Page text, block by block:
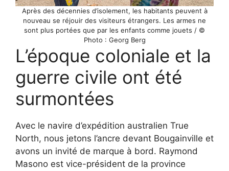
Après des décennies d’isolement, les habitants peuvent à
nouveau se réjouir des visiteurs étrangers. Les armes ne
sont plus portées que par les enfants comme jouets / ©
Photo : Georg Berg
L’époque coloniale et la
guerre civile ont été
surmontées
Avec le navire d’expédition australien True
North, nous jetons l’ancre devant Bougainville et
avons un invité de marque à bord. Raymond
Masono est vice-président de la province